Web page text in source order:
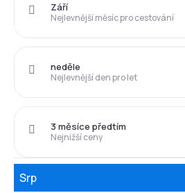
Nejlevnější měsíc pro cestování
Září
Nejlevnější den pro let
neděle
Nejnižší ceny
3 měsíce předtím
Srp